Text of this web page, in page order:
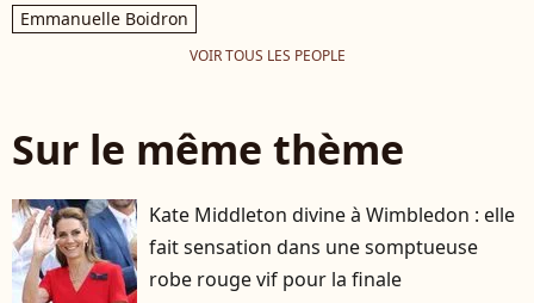
Emmanuelle Boidron
VOIR TOUS LES PEOPLE
Sur le même thème
Kate Middleton divine à Wimbledon : elle
fait sensation dans une somptueuse
robe rouge vif pour la finale